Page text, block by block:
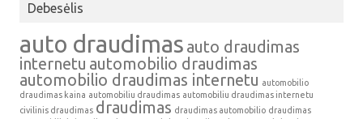
Debesėlis
auto draudimas auto draudimas
internetu automobilio draudimas
automobilio draudimas internetu automobilio
draudimas kaina automobiliu draudimas automobiliu draudimas internetu
civilinis draudimas draudimas draudimas automobilio draudimas